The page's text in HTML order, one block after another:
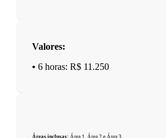
Valores:
• 6 horas: R$ 11.250
Áreas inclusas: Área 1, Área 2 e Área 3